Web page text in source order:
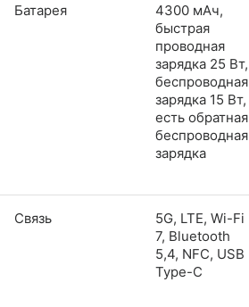
Батарея
4300 мАч,
быстрая
проводная
зарядка 25 Вт,
беспроводная
зарядка 15 Вт,
есть обратная
беспроводная
зарядка
Связь
5G, LTE, Wi-Fi
7, Bluetooth
5,4, NFC, USB
Type-C